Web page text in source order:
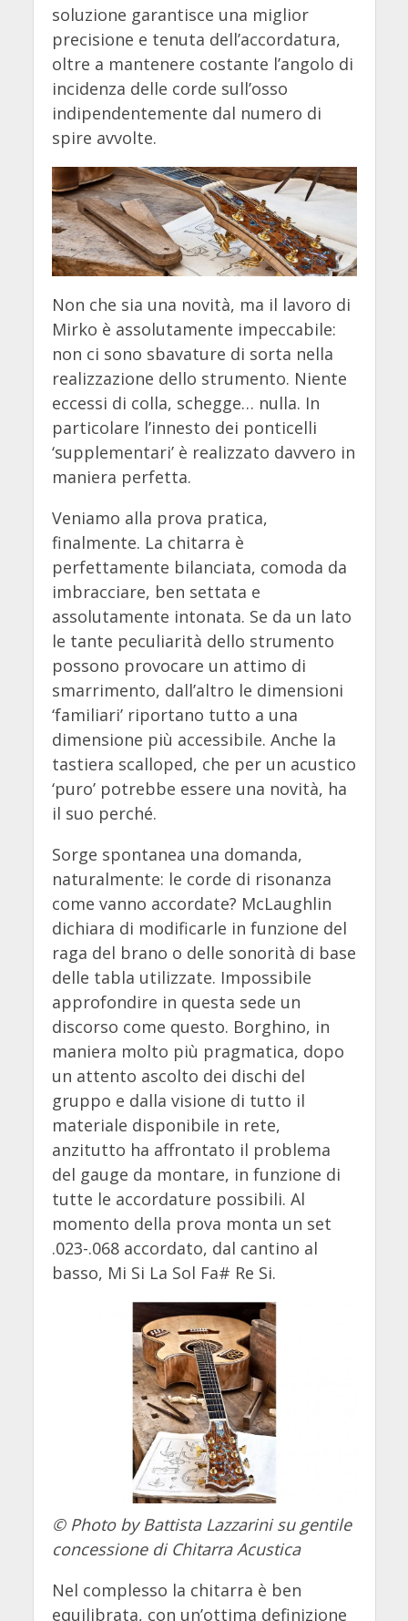
soluzione garantisce una miglior
precisione e tenuta dell’accordatura,
oltre a mantenere costante l’angolo di
incidenza delle corde sull’osso
indipendentemente dal numero di
spire avvolte.
Non che sia una novità, ma il lavoro di
Mirko è assolutamente impeccabile:
non ci sono sbavature di sorta nella
realizzazione dello strumento. Niente
eccessi di colla, schegge… nulla. In
particolare l’innesto dei ponticelli
‘supplementari’ è realizzato davvero in
maniera perfetta.
Veniamo alla prova pratica,
finalmente. La chitarra è
perfettamente bilanciata, comoda da
imbracciare, ben settata e
assolutamente intonata. Se da un lato
le tante peculiarità dello strumento
possono provocare un attimo di
smarrimento, dall’altro le dimensioni
‘familiari’ riportano tutto a una
dimensione più accessibile. Anche la
tastiera scalloped, che per un acustico
‘puro’ potrebbe essere una novità, ha
il suo perché.
Sorge spontanea una domanda,
naturalmente: le corde di risonanza
come vanno accordate? McLaughlin
dichiara di modificarle in funzione del
raga del brano o delle sonorità di base
delle tabla utilizzate. Impossibile
approfondire in questa sede un
discorso come questo. Borghino, in
maniera molto più pragmatica, dopo
un attento ascolto dei dischi del
gruppo e dalla visione di tutto il
materiale disponibile in rete,
anzitutto ha affrontato il problema
del gauge da montare, in funzione di
tutte le accordature possibili. Al
momento della prova monta un set
.023-.068 accordato, dal cantino al
basso, Mi Si La Sol Fa# Re Si.
© Photo by Battista Lazzarini su gentile
concessione di Chitarra Acustica
Nel complesso la chitarra è ben
equilibrata, con un’ottima definizione